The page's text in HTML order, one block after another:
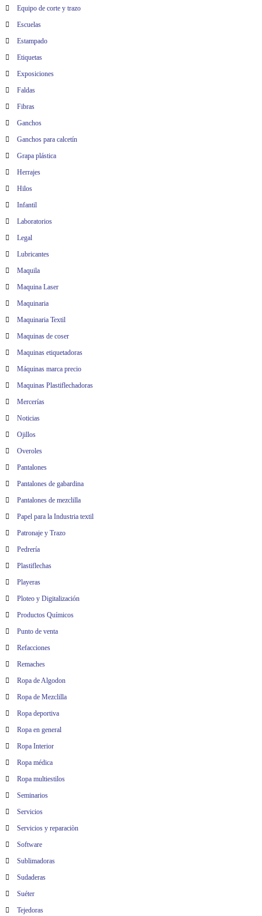
Equipo de corte y trazo
Escuelas
Estampado
Etiquetas
Exposiciones
Faldas
Fibras
Ganchos
Ganchos para calcetín
Grapa plástica
Herrajes
Hilos
Infantil
Laboratorios
Legal
Lubricantes
Maquila
Maquina Laser
Maquinaria
Maquinaria Textil
Maquinas de coser
Maquinas etiquetadoras
Máquinas marca precio
Maquinas Plastiflechadoras
Mercerías
Noticias
Ojillos
Overoles
Pantalones
Pantalones de gabardina
Pantalones de mezclilla
Papel para la Industria textil
Patronaje y Trazo
Pedrería
Plastiflechas
Playeras
Ploteo y Digitalización
Productos Químicos
Punto de venta
Refacciones
Remaches
Ropa de Algodon
Ropa de Mezclilla
Ropa deportiva
Ropa en general
Ropa Interior
Ropa médica
Ropa multiestilos
Seminarios
Servicios
Servicios y reparaciòn
Software
Sublimadoras
Sudaderas
Suéter
Tejedoras